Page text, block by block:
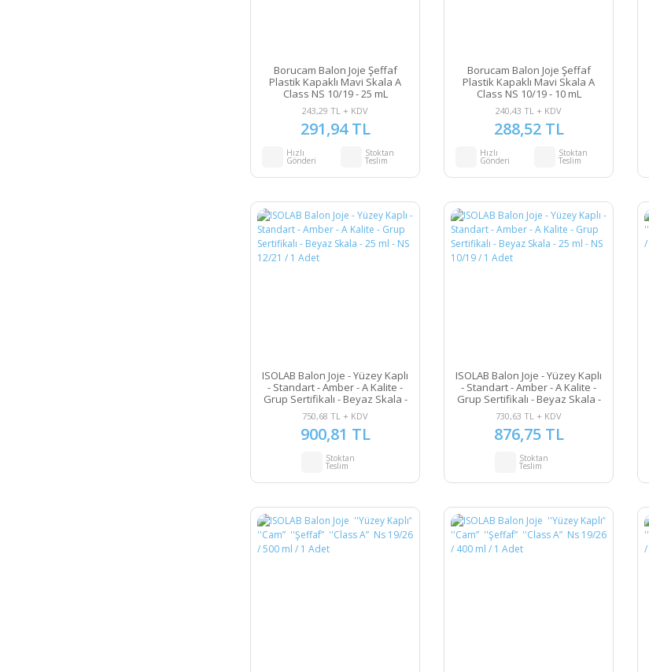
Borucam Balon Joje Şeffaf
Plastik Kapaklı Mavi Skala A
Class NS 10/19 - 25 mL
243,29 TL + KDV
291,94 TL
Hızlı
Gönderi
Stoktan
Teslim
Borucam Balon Joje Şeffaf
Plastik Kapaklı Mavi Skala A
Class NS 10/19 - 10 mL
240,43 TL + KDV
288,52 TL
Hızlı
Gönderi
Stoktan
Teslim
ISOLAB Balon Joje - Yüzey Kaplı
- Standart - Amber - A Kalite -
Grup Sertifikalı - Beyaz Skala -
25 ml - NS 12/21 / 1 Adet
750,68 TL + KDV
900,81 TL
Stoktan
Teslim
ISOLAB Balon Joje - Yüzey Kaplı
- Standart - Amber - A Kalite -
Grup Sertifikalı - Beyaz Skala -
25 ml - NS 10/19 / 1 Adet
730,63 TL + KDV
876,75 TL
Stoktan
Teslim